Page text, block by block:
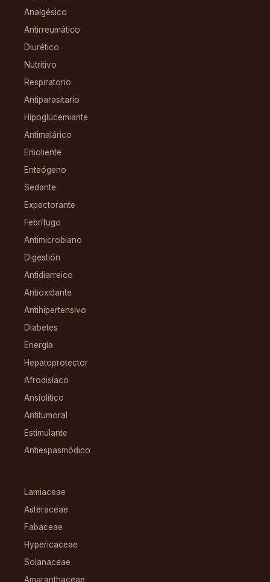
Analgésico
Antirreumático
Diurético
Nutritivo
Respiratorio
Antiparasitario
Hipoglucemiante
Antimalárico
Emoliente
Enteógeno
Sedante
Expectorante
Febrífugo
Antimicrobiano
Digestión
Antidiarreico
Antioxidante
Antihipertensivo
Diabetes
Energía
Hepatoprotector
Afrodisíaco
Ansiolítico
Antitumoral
Estimulante
Antiespasmódico
Lamiaceae
Asteraceae
Fabaceae
Hypericaceae
Solanaceae
Amaranthaceae